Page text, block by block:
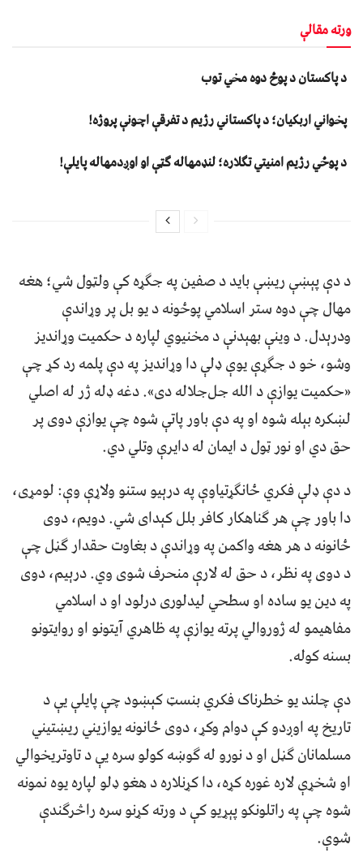
ورته مقالې
د پاکستان د پوځ دوه مخي توب
پخواني اربکیان؛ د پاکستاني رژیم د تفرقې اچونې پروژه!
د پوځي رژیم امنیتي تګلاره؛ لنډمهاله ګټې او اوږدمهاله پایلې!
د دې پېښې ریښې باید د صفین په جګړه کې ولټول شي؛ هغه
مهال چې دوه ستر اسلامي پوځونه د یو بل پر وړاندې
ودرېدل. د وینې بهېدنې د مخنیوي لپاره د حکمیت وړاندیز
وشو، خو د جګړې یوې ډلې دا وړاندیز په دې پلمه رد کړ چې
«حکمیت یوازې د الله جل‌جلاله دی». دغه ډله ژر له اصلي
لښکره بېله شوه او په دې باور پاتې شوه چې یوازې دوی پر
حق دي او نور ټول د ایمان له دایرې وتلي دي.
د دې ډلې فکري ځانګړتیاوې په درېیو ستنو ولاړې وې: لومړی،
دا باور چې هر ګناهکار کافر بلل کېدای شي. دويم، دوی
ځانونه د هر هغه واکمن په وړاندې د بغاوت حقدار ګڼل چې
د دوی په نظر، د حق له لارې منحرف شوی وي. درېیم، دوی
په دین یو ساده او سطحي لیدلوری درلود او د اسلامي
مفاهیمو له ژوروالي پرته یوازې په ظاهري آیتونو او روایتونو
بسنه کوله.
دې چلند یو خطرناک فکري بنسټ کېښود چې پایلې یې د
تاریخ په اوږدو کې دوام وکړ، دوی ځانونه یوازیني ریښتیني
مسلمانان ګڼل او د نورو له ګوښه کولو سره یې د تاوتریخوالي
او شخړې لاره غوره کړه، دا کړنلاره د هغو ډلو لپاره یوه نمونه
شوه چې په راتلونکو پېړیو کې د ورته کړنو سره راڅرګندې
شوې.